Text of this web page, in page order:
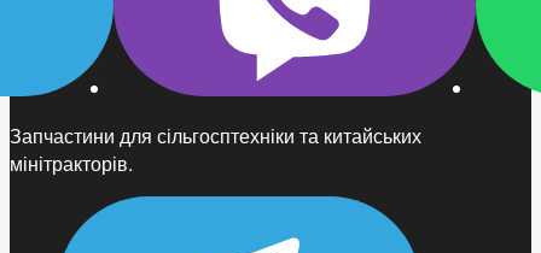
Запчастини для сільгосптехніки та китайських
мінітракторів.